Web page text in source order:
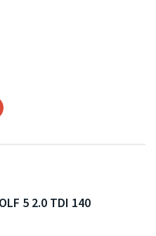
5 2.0 TDI 140